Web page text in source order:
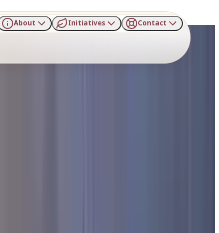
About Initiatives Contact